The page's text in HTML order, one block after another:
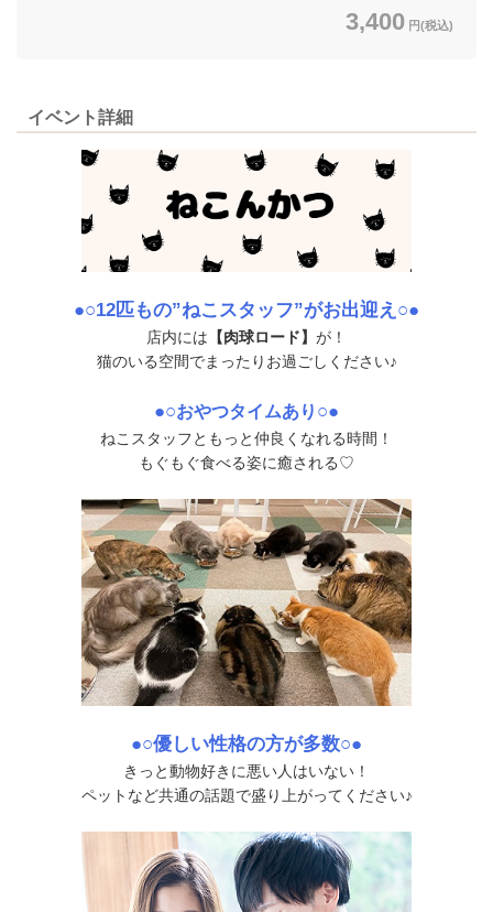
3,400 円(税込)
イベント詳細
●○12匹もの”ねこスタッフ”がお出迎え○●
店内には 【肉球ロード】 が！
猫のいる空間でまったりお過ごしください♪
●○おやつタイムあり ○●
ねこスタッフともっと仲良くなれる時間！
もぐもぐ食べる姿に癒される♡
●○優しい性格の方が多数○●
きっと動物好きに悪い人はいない！
ペットなど共通の話題で盛り上がってください♪